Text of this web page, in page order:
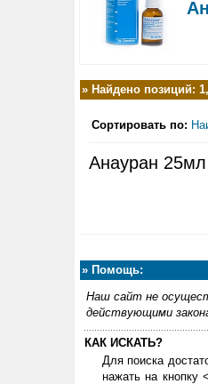
» Найдено позиций:
Сортировать по:
Анауран
» Помощь:
Наш сайт не
действующими
КАК ИСКАТЬ?
Для поиска
нажать на кнопку